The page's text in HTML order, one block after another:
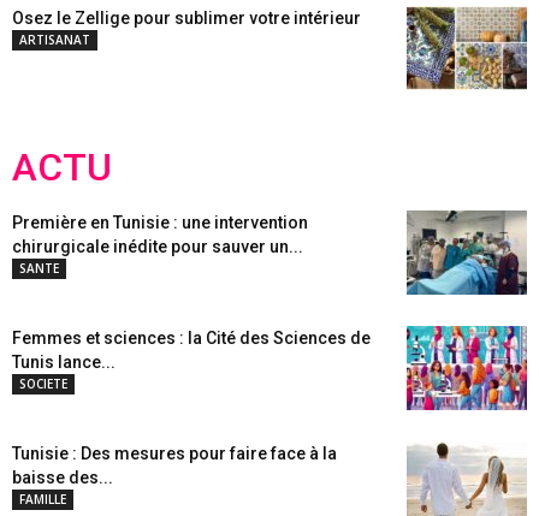
Osez le Zellige pour sublimer votre intérieur
ARTISANAT
ACTU
Première en Tunisie : une intervention
chirurgicale inédite pour sauver un...
SANTE
Femmes et sciences : la Cité des Sciences de
Tunis lance...
SOCIETE
Tunisie : Des mesures pour faire face à la
baisse des...
FAMILLE